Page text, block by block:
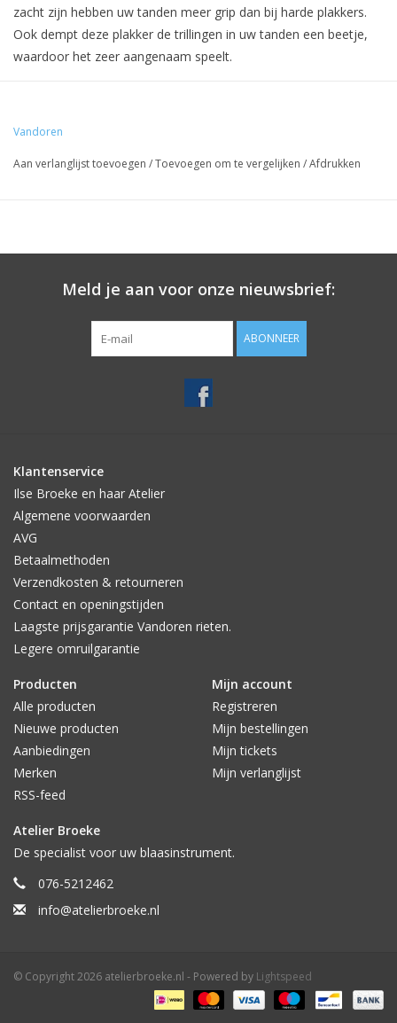
zacht zijn hebben uw tanden meer grip dan bij harde plakkers.
Ook dempt deze plakker de trillingen in uw tanden een beetje,
waardoor het zeer aangenaam speelt.
Vandoren
Aan verlanglijst toevoegen /Toevoegen om te vergelijken /Afdrukken
Meld je aan voor onze nieuwsbrief:
ABONNEER
Klantenservice
Ilse Broeke en haar Atelier
Algemene voorwaarden
AVG
Betaalmethoden
Verzendkosten & retourneren
Contact en openingstijden
Laagste prijsgarantie Vandoren rieten.
Legere omruilgarantie
Producten
Alle producten
Nieuwe producten
Aanbiedingen
Merken
RSS-feed
Mijn account
Registreren
Mijn bestellingen
Mijn tickets
Mijn verlanglijst
Atelier Broeke
De specialist voor uw blaasinstrument.
076-5212462
info@atelierbroeke.nl
© Copyright 2026 atelierbroeke.nl - Powered by Lightspeed